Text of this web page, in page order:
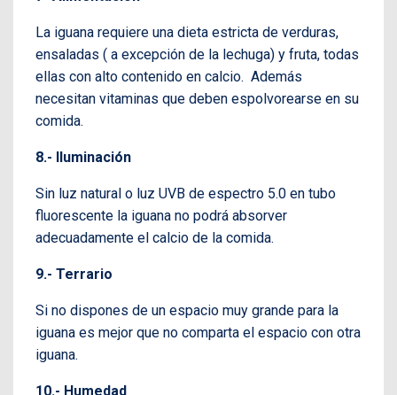
La iguana requiere una dieta estricta de verduras,
ensaladas ( a excepción de la lechuga) y fruta, todas
ellas con alto contenido en calcio. Además
necesitan vitaminas que deben espolvorearse en su
comida.
8.- Iluminación
Sin luz natural o luz UVB de espectro 5.0 en tubo
fluorescente la iguana no podrá absorver
adecuadamente el calcio de la comida.
9.- Terrario
Si no dispones de un espacio muy grande para la
iguana es mejor que no comparta el espacio con otra
iguana.
10.- Humedad